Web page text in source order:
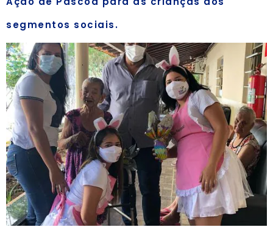
segmentos sociais.